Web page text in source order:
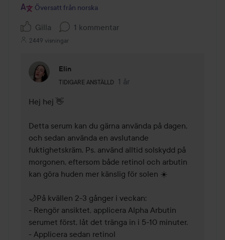
Översatt från norska
Gilla 1 kommentar
2449 visningar
Elin
TIDIGARE ANSTÄLLD
Användarens roll: Tidigare anställd.
1 år
Kommentaren lades 1 år
Hej hej 👋
Detta serum kan du gärna använda på dagen,
och sedan använda en avslutande
fuktighetskräm. Ps. använd alltid solskydd på
morgonen, eftersom både retinol och arbutin
kan göra huden mer känslig för solen ☀️
🌙På kvällen 2-3 gånger i veckan:
- Rengör ansiktet, applicera Alpha Arbutin
serumet först, låt det tränga in i 5-10 minuter.
- Applicera sedan retinol